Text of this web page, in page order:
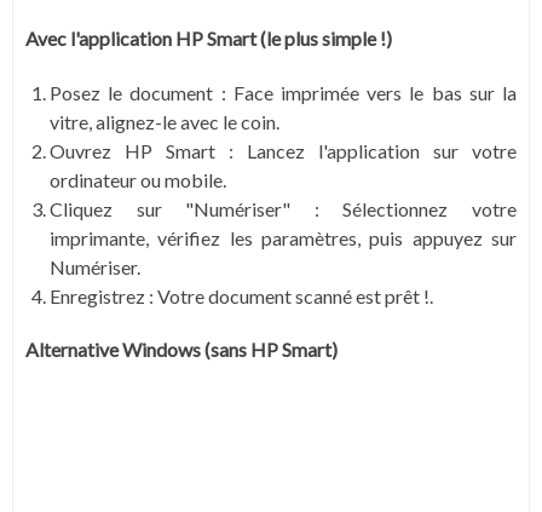
Avec l'application HP Smart (le plus simple !)
Posez le document : Face imprimée vers le bas sur la
vitre, alignez-le avec le coin.
Ouvrez HP Smart : Lancez l'application sur votre
ordinateur ou mobile.
Cliquez sur "Numériser" : Sélectionnez votre
imprimante, vérifiez les paramètres, puis appuyez sur
Numériser.
Enregistrez : Votre document scanné est prêt !.
Alternative Windows (sans HP Smart)